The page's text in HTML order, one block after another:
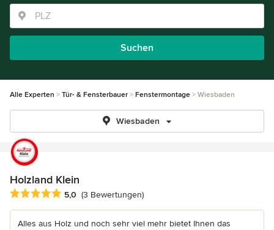
Suchen
Alle Experten Tür- & Fensterbauer Fenstermontage Wiesbaden
Wiesbaden
Holzland Klein
Durchschnittliche Bewertung: 5 von 5 Sternen
5,0 (3 Bewertungen)
Alles aus Holz und noch sehr viel mehr bietet Ihnen das